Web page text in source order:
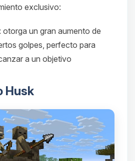
exclusivo:
: otorga un gran aumento de
golpes, perfecto para
a un objetivo
Husk